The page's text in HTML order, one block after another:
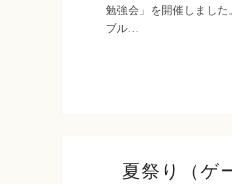
勉強会」を開催しまし
ブル…
夏祭り（ゲ